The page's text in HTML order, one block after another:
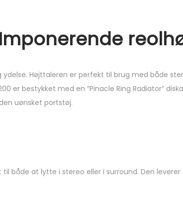
Imponerende
Højttaleren er perfekt til brug med både
bestykket med en “Pinacle Ring Radiator”
uønsket portstøj.
både at lytte i stereo eller i surround. Den